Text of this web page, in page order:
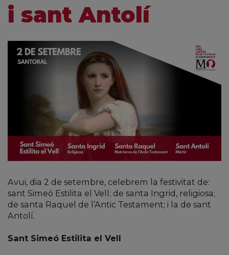
i sant Antolí
Avui, dia 2 de setembre, celebrem la festivitat de:
sant Simeó Estilita el Vell; de santa Ingrid, religiosa;
de santa Raquel de l’Antic Testament; i la de sant
Antolí.
Sant Simeó Estilita el Vell